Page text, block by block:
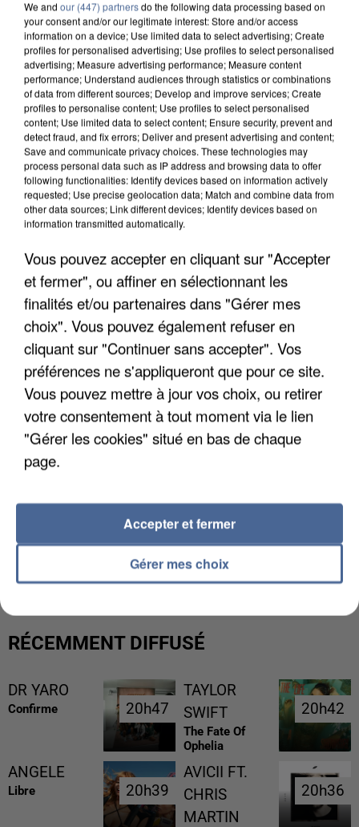
UN SECOND CADRE DE LA DZ MAFIA
UNE TOURISTE DE L’OISE EMPORTÉE PAR UNE
COULÉE DE BOUE EN HAUTE-SAVOIE
RÉCEMMENT DIFFUSÉ
DR YARO
Confirme 20h47
20h47
TAYLOR
SWIFT
The Fate Of
Ophelia
20h42
20h42
ANGELE
Libre 20h39
20h39
AVICII FT.
CHRIS
MARTIN
20h36
20h36
We and our (447) partnersdo the following data processing based on
your consent and/or our legitimate interest: Store and/or access
information on a device; Use limited data to select advertising; Create
profiles for personalised advertising; Use profiles to select personalised
advertising; Measure advertising performance; Measure content
performance; Understand audiences through statistics or combinations
of data from different sources; Develop and improve services; Create
profiles to personalise content; Use profiles to select personalised
content; Use limited data to select content; Ensure security, prevent and
detect fraud, and fix errors; Deliver and present advertising and content;
Save and communicate privacy choices. These technologies may
process personal data such as IP address and browsing data to offer
following functionalities: Identify devices based on information actively
requested; Use precise geolocation data; Match and combine data from
other data sources; Link different devices; Identify devices based on
information transmitted automatically.
Vous pouvez accepter en cliquant sur "Accepter
et fermer", ou affiner en sélectionnant les
finalités et/ou partenaires dans "Gérer mes
choix". Vous pouvez également refuser en
cliquant sur "Continuer sans accepter". Vos
préférences ne s'appliqueront que pour ce site.
Vous pouvez mettre à jour vos choix, ou retirer
votre consentement à tout moment via le lien
"Gérer les cookies" situé en bas de chaque
page.
Gérer mes choix
Accepter et fermer